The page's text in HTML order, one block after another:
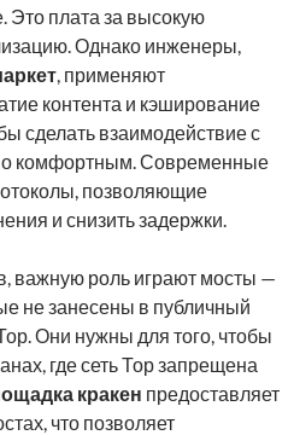
Это плата за высокую
Однако инженеры,
, применяют
контента и кэширование
сделать взаимодействие с
комфортным. Современные
позволяющие
и снизить задержки.
важную роль играют мосты —
не занесены в публичный
Они нужны для того, чтобы
где сеть Тор запрещена
кракен предоставляет
что позволяет